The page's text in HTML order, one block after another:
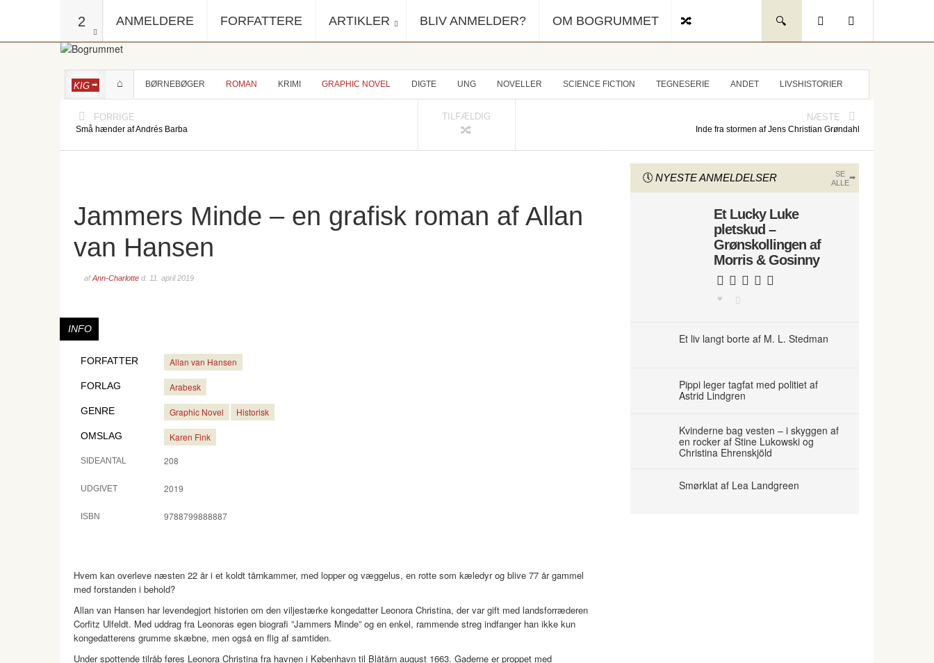
2 ANMELDERE FORFATTERE ARTIKLER BLIV ANMELDER? OM BOGRUMMET
KIG BØRNEBØGER ROMAN KRIMI GRAPHIC NOVEL DIGTE UNG NOVELLER SCIENCE FICTION TEGNESERIE ANDET LIVSHISTORIER
FORRIGE
Små hænder af Andrés Barba
TILFÆLDIG NÆSTE
Inde fra stormen af Jens Christian Grøndahl
Jammers Minde – en grafisk roman af Allan
van Hansen
afAnn-Charlotte d. 11. april 2019
INFO
FORFATTER Allan van Hansen
FORLAG Arabesk
GENRE Graphic Novel Historisk
OMSLAG Karen Fink
SIDEANTAL 208
UDGIVET 2019
ISBN 9788799888887
Hvem kan overleve næsten 22 år i et koldt tårnkammer, med lopper og væggelus, en rotte som kæledyr og blive 77 år gammel
med forstanden i behold?
Allan van Hansen har levendegjort historien om den viljestærke kongedatter Leonora Christina, der var gift med landsforræderen
Corfitz Ulfeldt. Med uddrag fra Leonoras egen biografi ”Jammers Minde” og en enkel, rammende streg indfanger han ikke kun
kongedatterens grumme skæbne, men også en flig af samtiden.
Under spottende tilråb føres Leonora Christina fra havnen i København til Blåtårn august 1663. Gaderne er proppet med
NYESTE ANMELDELSER
SE
ALLE
Et Lucky Luke
pletskud –
Grønskollingen af
Morris & Gosinny
Et liv langt borte af M. L. Stedman
Pippi leger tagfat med politiet af
Astrid Lindgren
Kvinderne bag vesten – i skyggen af
en rocker af Stine Lukowski og
Christina Ehrenskjöld
Smørklat af Lea Landgreen